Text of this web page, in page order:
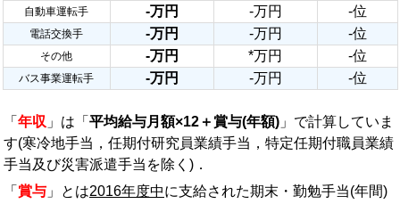
自動車運転手 -万円 -万円 -位
電話交換手 -万円 -万円 -位
その他 -万円 *万円 -位
バス事業運転手 -万円 -万円 -位
「 年収 」は「 平均給与月額×12＋賞与(年額) 」で計算していま
す(寒冷地手当，任期付研究員業績手当，特定任期付職員業績
手当及び災害派遣手当を除く)．
「 賞与 」とは2016年度中に支給された期末・勤勉手当(年間)